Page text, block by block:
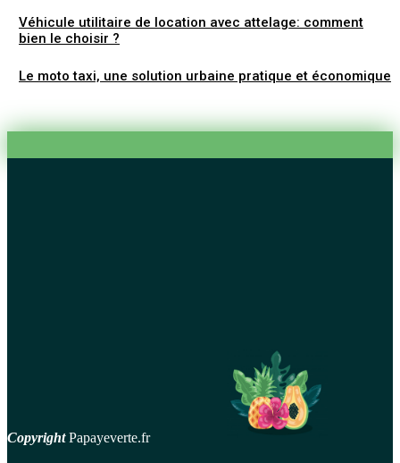
Véhicule utilitaire de location avec attelage: comment
bien le choisir ?
Le moto taxi, une solution urbaine pratique et économique
CopyrightPapayeverte.fr